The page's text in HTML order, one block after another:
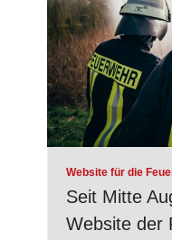
Website für die
Seit Mitte
Website der